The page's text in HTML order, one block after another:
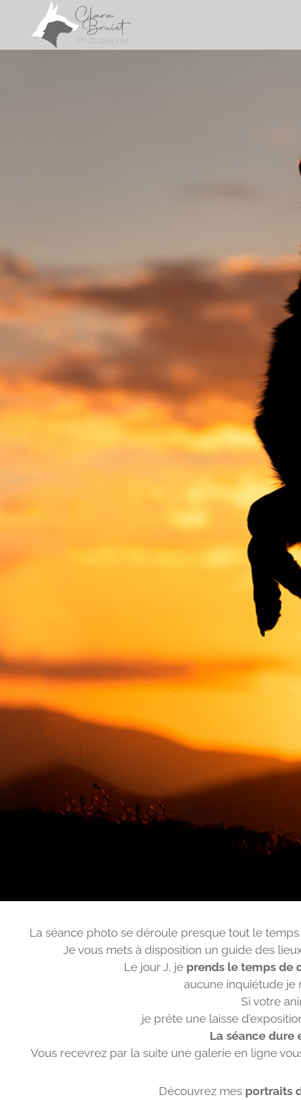
La séance photo se déroule presque tout le
Je vous mets à disposition un guide des
Le jour J, je prends le temps de
aucune inquiétude je
Si votre
je prête une laisse
La séance dure
Vous recevrez par la suite une galerie en ligne
Découvrez mes portraits